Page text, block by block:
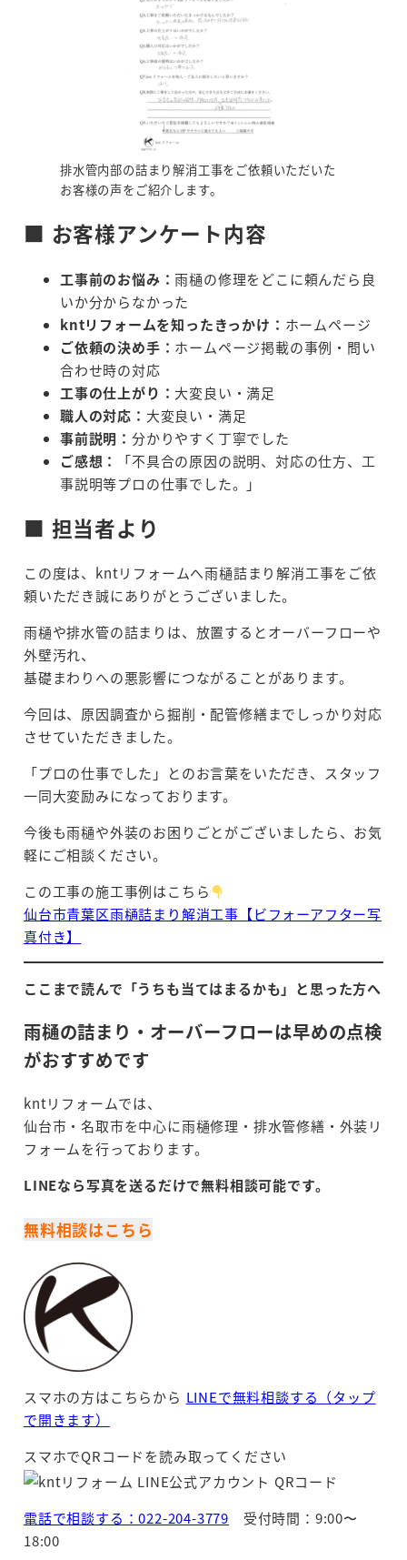
排水管内部の詰まり解消工事をご依頼いただいた
お客様の声をご紹介します。
■ お客様アンケート内容
工事前のお悩み：雨樋の修理をどこに頼んだら良
いか分からなかった
kntリフォームを知ったきっかけ： ホームページ
ご依頼の決め手： ホームページ掲載の事例・問い
合わせ時の対応
工事の仕上がり： 大変良い・満足
職人の対応： 大変良い・満足
事前説明： 分かりやすく丁寧でした
ご感想：
「不具合の原因の説明、対応の仕方、工
事説明等プロの仕事でした。」
■ 担当者より
この度は、kntリフォームへ雨樋詰まり解消工事をご依
頼いただき誠にありがとうございました。
雨樋や排水管の詰まりは、放置するとオーバーフローや
外壁汚れ、
基礎まわりへの悪影響につながることがあります。
今回は、原因調査から掘削・配管修繕までしっかり対応
させていただきました。
「プロの仕事でした」とのお言葉をいただき、スタッフ
一同大変励みになっております。
今後も雨樋や外装のお困りごとがございましたら、お気
軽にご相談ください。
この工事の施工事例はこちら
仙台市青葉区雨樋詰まり解消工事【ビフォーアフター写
真付き】
ここまで読んで「うちも当てはまるかも」と思った方へ
雨樋の詰まり・オーバーフローは早めの点検
がおすすめです
kntリフォームでは、
仙台市・名取市を中心に雨樋修理・排水管修繕・外装リ
フォームを行っております。
LINEなら写真を送るだけで無料相談可能です。
無料相談はこちら
スマホの方はこちらから LINEで無料相談する（タップ
で開きます）
スマホでQRコードを読み取ってください
電話で相談する：022-204-3779 受付時間：9:00〜
18:00